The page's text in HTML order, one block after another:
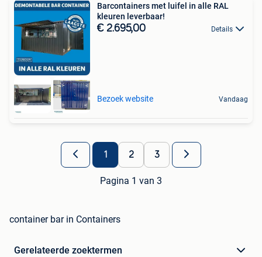
Barcontainers met luifel in alle RAL
kleuren leverbaar!
€ 2.695,00 Details
Bezoek website Vandaag
1 2 3
Pagina 1 van 3
container bar in Containers
Gerelateerde zoektermen